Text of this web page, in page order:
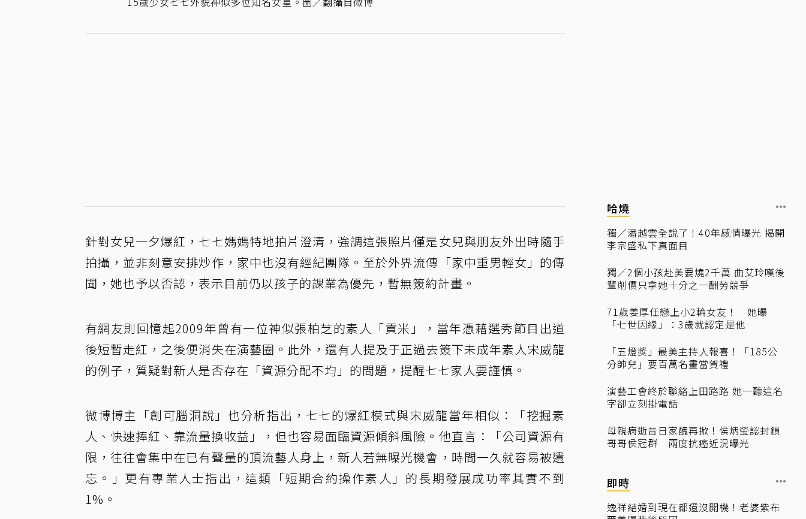
針對女兒一夕爆紅，七七媽媽特地拍片澄清，強調這張照片僅是女兒與朋友外出時隨手
拍攝，並非刻意安排炒作，家中也沒有經紀團隊。至於外界流傳「家中重男輕女」的傳
聞，她也予以否認，表示目前仍以孩子的課業為優先，暫無簽約計畫。
有網友則回憶起2009年曾有一位神似張柏芝的素人「貢米」，當年憑藉選秀節目出道
後短暫走紅，之後便消失在演藝圈。此外，還有人提及于正過去簽下未成年素人宋威龍
的例子，質疑對新人是否存在「資源分配不均」的問題，提醒七七家人要謹慎。
微博博主「創可腦洞說」也分析指出，七七的爆紅模式與宋威龍當年相似：「挖掘素
人、快速捧紅、靠流量換收益」，但也容易面臨資源傾斜風險。他直言：「公司資源有
限，往往會集中在已有聲量的頂流藝人身上，新人若無曝光機會，時間一久就容易被遺
忘。」更有專業人士指出，這類「短期合約操作素人」的長期發展成功率其實不到
1%。
哈燒
獨／潘越雲全說了！40年感情曝光 揭開
李宗盛私下真面目
獨／2個小孩赴美要燒2千萬 曲艾玲嘆後
輩削價只拿她十分之一酬勞競爭
71歲姜厚任戀上小2輪女友！ 她曝
「七世因緣」：3歲就認定是他
「五燈獎」最美主持人報喜！「185公
分帥兒」要百萬名畫當賀禮
演藝工會終於聯絡上田路路 她一聽這名
字卻立刻掛電話
母親病逝昔日家醜再掀！侯炳瑩認封鎖
哥哥侯冠群 兩度抗癌近況曝光
即時
逸祥結婚到現在都還沒開機！老婆紫布